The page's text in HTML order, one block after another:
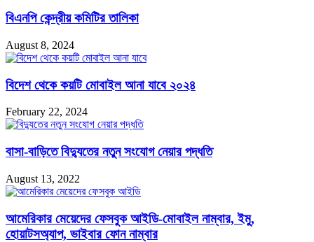
বিএনপি কেন্দ্রীয় কমিটির তালিকা
August 8, 2024
বিদেশ থেকে কয়টি মোবাইল আনা যাবে ২০২৪
February 22, 2024
বাসা-বাড়িতে বিদ্যুতের নতুন সংযোগ নেয়ার পদ্ধতি
August 13, 2022
আমেরিকার মেয়েদের ফেসবুক আইডি-মোবাইল নাম্বার, ইমু,
হোয়াটসঅ্যাপ, ভাইবার ফোন নাম্বার